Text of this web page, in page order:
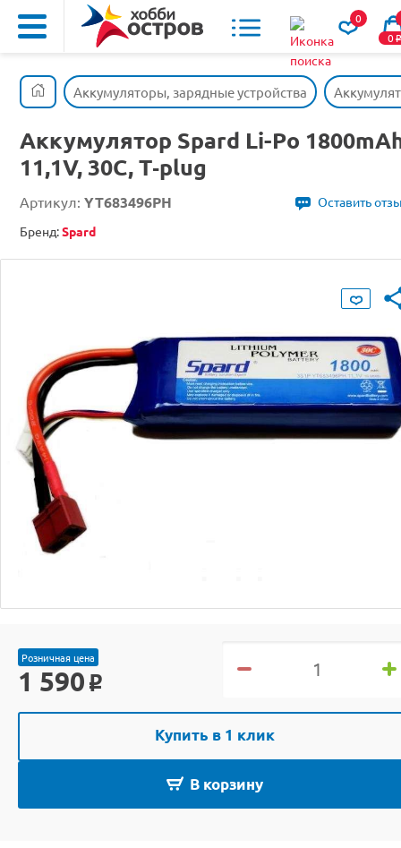
0
0o
Аккумуляторы, зарядные устройства
Аккумулятор Spard Li-Po
11,1V, 30C, T‐plug
Артикул: YT683496PH
Оставить
Бренд:Spard
Розничная цена
1 590 o
Купить в 1 клик
В корзину